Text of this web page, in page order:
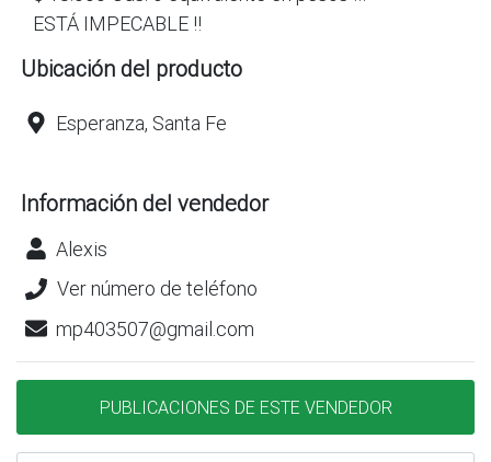
ESTÁ IMPECABLE !!
Ubicación del producto
Esperanza, Santa Fe
Información del vendedor
Alexis
Ver número de teléfono
mp403507@gmail.com
PUBLICACIONES DE ESTE VENDEDOR